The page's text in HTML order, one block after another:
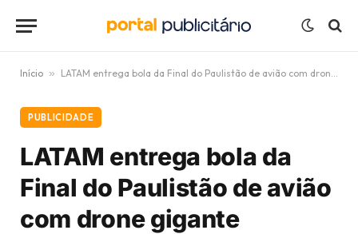
Início » LATAM entrega bola da Final do Paulistão de avião com drone gigante
PUBLICIDADE
LATAM entrega bola da
Final do Paulistão de avião
com drone gigante